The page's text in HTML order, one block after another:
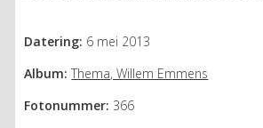
Datering: 6 mei 2013
Album: Thema, Willem Emmens
Fotonummer: 366